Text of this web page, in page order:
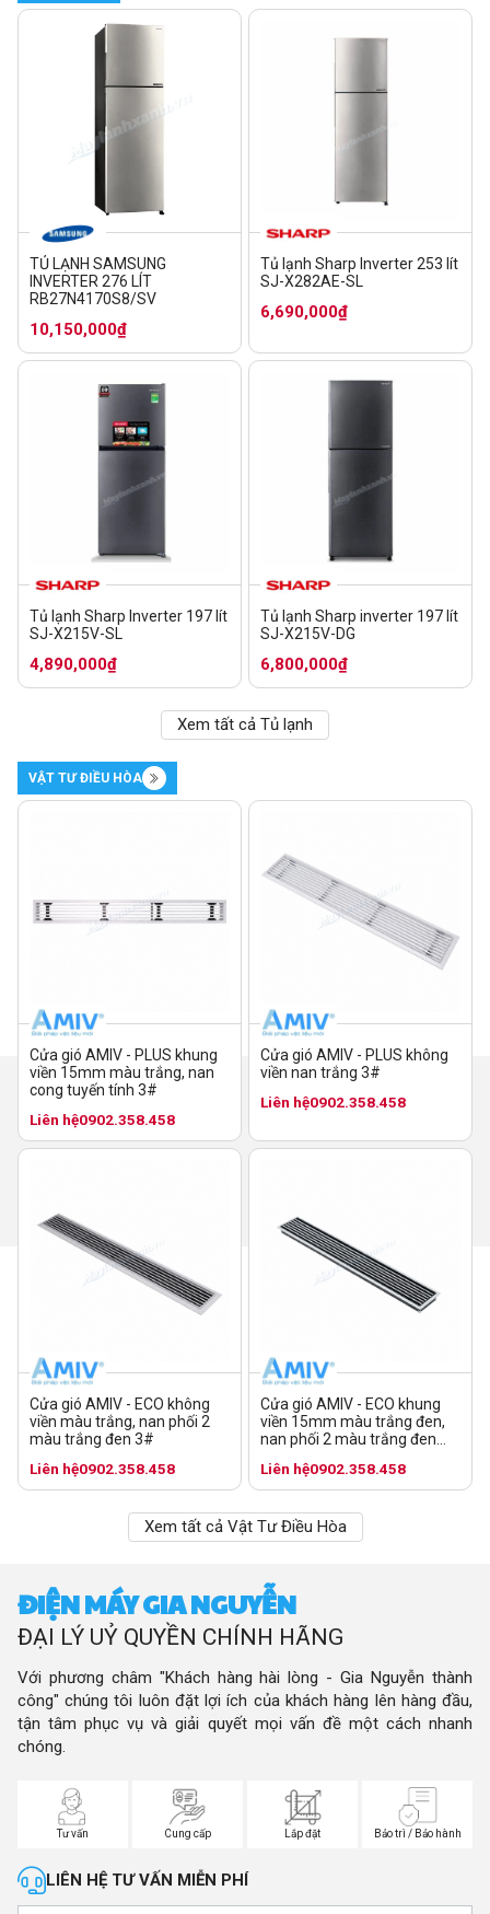
TỦ LẠNH SAMSUNG
INVERTER 276 LÍT
RB27N4170S8/SV
10,150,000₫
Tủ lạnh Sharp Inverter 253 lít
SJ-X282AE-SL
6,690,000₫
Tủ lạnh Sharp Inverter 197 lít
SJ-X215V-SL
4,890,000₫
Tủ lạnh Sharp inverter 197 lít
SJ-X215V-DG
6,800,000₫
Xem tất cả Tủ lạnh
VẬT TƯ ĐIỀU HÒA
Cửa gió AMIV - PLUS khung
viền 15mm màu trắng, nan
cong tuyến tính 3#
Liên hệ0902.358.458
Cửa gió AMIV - PLUS không
viền nan trắng 3#
Liên hệ0902.358.458
Cửa gió AMIV - ECO không
viền màu trắng, nan phối 2
màu trắng đen 3#
Liên hệ0902.358.458
Cửa gió AMIV - ECO khung
viền 15mm màu trắng đen,
nan phối 2 màu trắng đen
Liên hệ0902.358.458
Xem tất cả Vật Tư Điều Hòa
ĐIỆN MÁY GIA NGUYỄN
ĐẠI LÝ UỶ QUYỀN CHÍNH HÃNG
Với phương châm "Khách hàng hài lòng - Gia Nguyễn thành
công" chúng tôi luôn đặt lợi ích của khách hàng lên hàng đầu,
tận tâm phục vụ và giải quyết mọi vấn đề một cách nhanh
chóng.
Tư vấn Cung cấp Lắp đặt Bảo trì / Bảo hành
LIÊN HỆ TƯ VẤN MIỄN PHÍ